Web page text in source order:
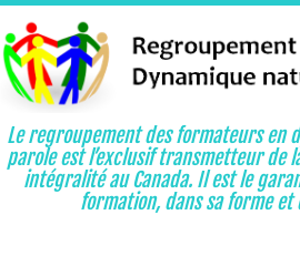
Le regroupement des formateurs en
parole est l’exclusif transmetteur de
intégralité au Canada. Il est le
formation, dans sa forme et